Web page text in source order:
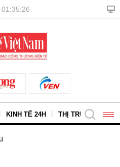
KINH TẾ 24H THỊ TRƯỜNG -